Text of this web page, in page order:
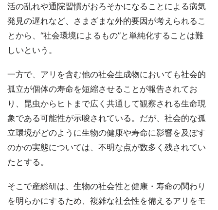
活の乱れや通院習慣がおろそかになることによる病気
発見の遅れなど、さまざまな外的要因が考えられるこ
とから、“社会環境によるもの”と単純化することは難
しいという。
一方で、アリを含む他の社会生成物においても社会的
孤立が個体の寿命を短縮させることが報告されてお
り、昆虫からヒトまで広く共通して観察される生命現
象である可能性が示唆されている。だが、社会的な孤
立環境がどのように生物の健康や寿命に影響を及ぼす
のかの実態については、不明な点が数多く残されてい
たとする。
そこで産総研は、生物の社会性と健康・寿命の関わり
を明らかにするため、複雑な社会性を備えるアリをモ